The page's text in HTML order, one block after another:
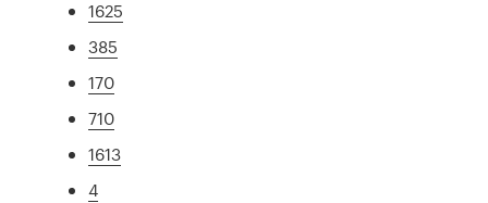
1625
385
170
710
1613
4